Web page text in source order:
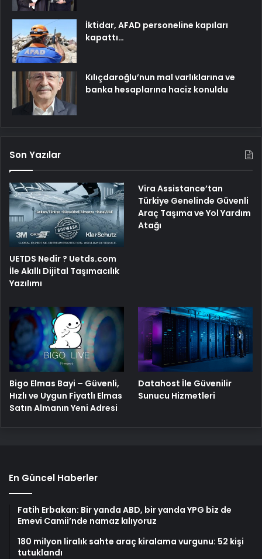
İktidar, AFAD personeline kapıları
kapattı…
Kılıçdaroğlu’nun mal varlıklarına ve
banka hesaplarına haciz konuldu
Son Yazılar
UETDS Nedir ? Uetds.com
İle Akıllı Dijital Taşımacılık
Yazılımı
Vira Assistance’tan
Türkiye Genelinde Güvenli
Araç Taşıma ve Yol Yardım
Atağı
Bigo Elmas Bayi – Güvenli,
Hızlı ve Uygun Fiyatlı Elmas
Satın Almanın Yeni Adresi
Datahost İle Güvenilir
Sunucu Hizmetleri
En Güncel Haberler
Fatih Erbakan: Bir yanda ABD, bir yanda YPG biz de
Emevi Camii’nde namaz kılıyoruz
180 milyon liralık sahte araç kiralama vurgunu: 52 kişi
tutuklandı